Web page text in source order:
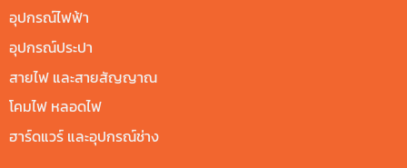
อุปกรณ์ไฟฟ้า
อุปกรณ์ประปา
สายไฟ และสายสัญญาณ
โคมไฟ หลอดไฟ
ฮาร์ดแวร์ และอุปกรณ์ช่าง